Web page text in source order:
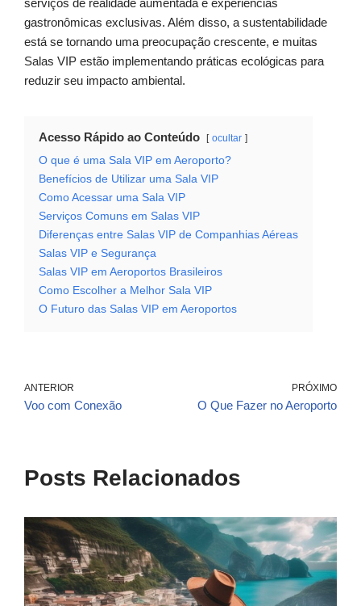
serviços de realidade aumentada e experiências
gastronômicas exclusivas. Além disso, a sustentabilidade
está se tornando uma preocupação crescente, e muitas
Salas VIP estão implementando práticas ecológicas para
reduzir seu impacto ambiental.
Acesso Rápido ao Conteúdo ocultar
O que é uma Sala VIP em Aeroporto?
Benefícios de Utilizar uma Sala VIP
Como Acessar uma Sala VIP
Serviços Comuns em Salas VIP
Diferenças entre Salas VIP de Companhias Aéreas
Salas VIP e Segurança
Salas VIP em Aeroportos Brasileiros
Como Escolher a Melhor Sala VIP
O Futuro das Salas VIP em Aeroportos
ANTERIOR
Voo com Conexão
PRÓXIMO
O Que Fazer no Aeroporto
Posts Relacionados